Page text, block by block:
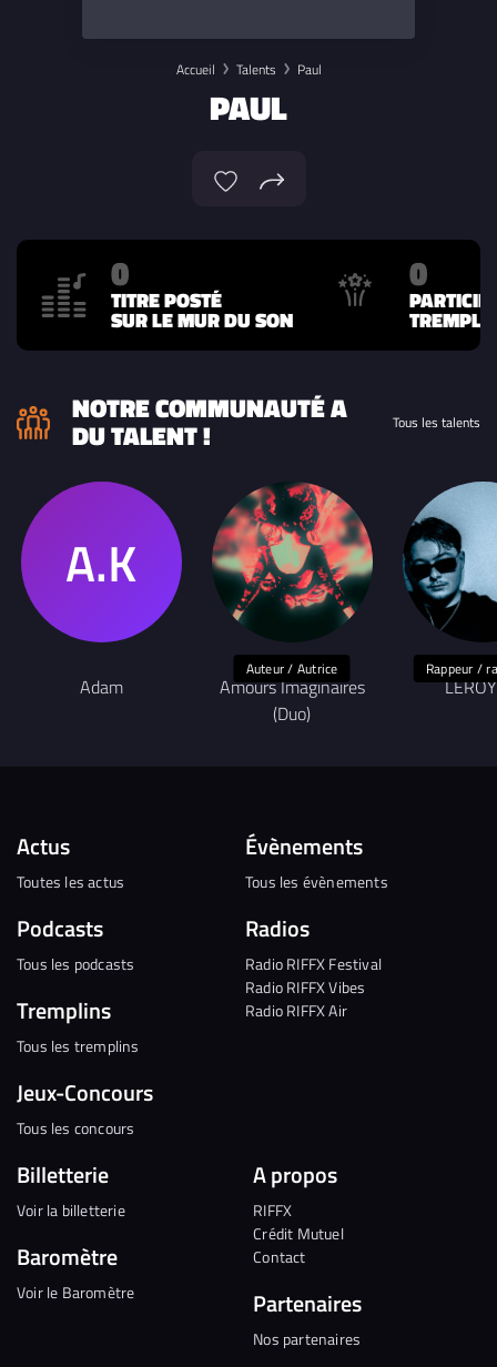
Accueil Talents Paul
PAUL
0
TITRE POSTÉ
SUR LE MUR DU SON
0
NOTRE COMMUNAUTÉ A
DU TALENT ! Tous les talents
Adam
Auteur / Autrice
Amours Imaginaires
(Duo)
Rappeur /
Actus
Toutes les actus
Podcasts
Tous les podcasts
Tremplins
Tous les tremplins
Jeux-Concours
Tous les concours
Évènements
Tous les évènements
Radios
Radio RIFFX Festival
Radio RIFFX Vibes
Radio RIFFX Air
Billetterie
Voir la billetterie
Baromètre
Voir le Baromètre
A propos
RIFFX
Crédit Mutuel
Contact
Partenaires
Nos partenaires